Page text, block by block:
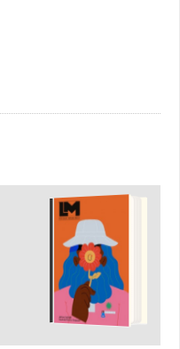
TÉLÉCHARGER